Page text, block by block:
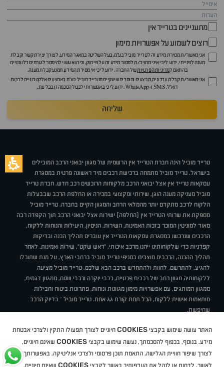
מתעניינים בטרייד אין
רוצים לשמוע על אפשרויות מימון
אני מאשר/ת מסירת מידע זה לטרייד מוביל בע"מ, בעל השליטה במאגר המידע, לצורך יצירת קשר וקבלת
מענה לפנייתי. ידוע לי כי איני מחויב/ת למסור מידע זה על פי חוק, וכי הוא עשוי להימסר לגורמים רלוונטיים
בהתאם למדיניות הפרטיותשל החברה. ידוע לי כי אי מסירת המידע תמנע קבלת מענה.
אני מאשר/ת קבלת עדכונים, מבצעים וחומרים שיווקיים מטרייד מוביל בע"מ באמצעים אלקטרוניים לרבות
דוא״ל, SMS ו-WhatsApp. ידוע לי כי באפשרותי לבטל הסכמה זו בכל עת.
שליחה
טרייד מוביל הינה חברת הטרייד אין הרשמית של מגוון יבואני הרכב המובילים
בישראל. טרייד מוביל מתמחה ברכישת רכבים מיד ראשונה פרטית במסגרת
עסקאות טרייד אין אצל יבואני הרכב מלקוחות הרוכשים רכב חדש. חברת טרייד
מוביל מעניקה מענה הוגן, שירותי ומקצועי במכירה או החלפת הרכב שבבעלות
הלקוח לרכב מתקדם יותר מהמלאי הרחב והמגוון הקיים בחברה. טרייד מוביל
מספקת את שרותי הטרייד אין (החלפה) ישירות אצל יבואני הרכב תוך הקפדה רבה
מאוד למוניטין המוכר בזכות האמינות, השירות, הניסיון, היעילות והנוחות ללקוח.
הרכבים שנרכשו במסגרת עסקאות הטרייד אין עוברים תהליך הכנה ובדיקות
קפדניות כדי שלקוחותינו ייהנו מרכב איכותי, "ראש שקט", שירות ואמינות. לאחר
תהליך ההכנה, הרכבים מוצבים בסניפי טרייד מוביל ברחבי הארץ, על מנת שתוכלו
להגיע, להתרשם, לחוות ולהתחדש ברכב הבא שלכם. טרייד מוביל מציעה
ללקוחותיה מגוון רחב של רכבים פרטיים, רכבי יוקרה ורכבי שטח, ממגוון דגמים,
ממגוון המותגים, עם אפשרויות מימון מגוונות ונוחות, פתרונות ביטוח וחבילות
מותאמות אישית ללקוח, הכל תחת קורת גג אחת. טרייד מוביל – בדיוק הרכב
שחיפשת.
תקנוןBUY BACKמבצעיםמגזין טרייד מובילאיך זה עובד? דרושים
ניהול העדפות עוגיות
האתר עושה שימוש בקבצי COOKIES חיוניים לצורך תפעולו התקין ולצרכי אבטחת
מידע. בנוסף, בכפוף להסכמתך, נעשה שימוש בקבצי COOKIES שאינם חיוניים,
לצורך שיפור חוויית הגלישה, התאמת תוכן פרסומי ולצרכי אנליטיקה. באפשרותך
COOKIES